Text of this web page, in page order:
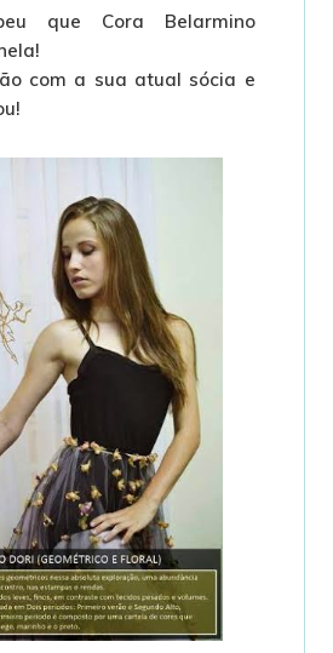
que Cora Belarmino
com a sua atual sócia e